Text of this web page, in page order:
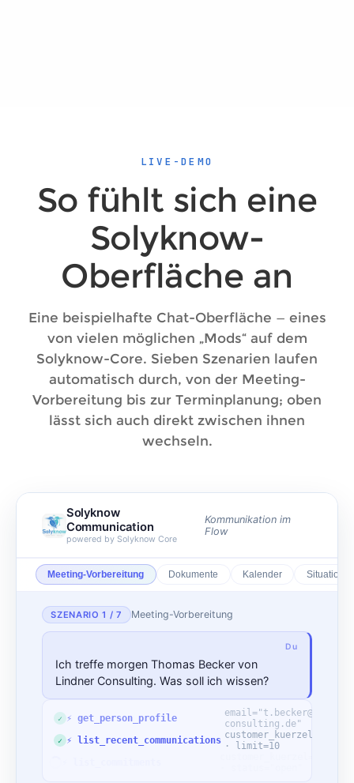
LIVE-DEMO
So fühlt sich eine
Solyknow-
Oberfläche an
Eine beispielhafte Chat-Oberfläche — eines
von vielen möglichen „Mods“ auf dem
Solyknow-Core. Sieben Szenarien laufen
automatisch durch, von der Meeting-
Vorbereitung bis zur Terminplanung; oben
lässt sich auch direkt zwischen ihnen
wechseln.